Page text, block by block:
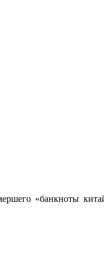
«банкноты